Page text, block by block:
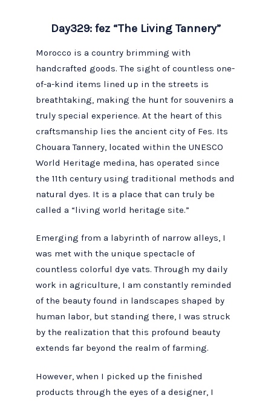
Day329: fez “The Living Tannery”
Morocco is a country brimming with
handcrafted goods. The sight of countless one-
of-a-kind items lined up in the streets is
breathtaking, making the hunt for souvenirs a
truly special experience. At the heart of this
craftsmanship lies the ancient city of Fes. Its
Chouara Tannery, located within the UNESCO
World Heritage medina, has operated since
the 11th century using traditional methods and
natural dyes. It is a place that can truly be
called a “living world heritage site.”
Emerging from a labyrinth of narrow alleys, I
was met with the unique spectacle of
countless colorful dye vats. Through my daily
work in agriculture, I am constantly reminded
of the beauty found in landscapes shaped by
human labor, but standing there, I was struck
by the realization that this profound beauty
extends far beyond the realm of farming.
However, when I picked up the finished
products through the eyes of a designer, I